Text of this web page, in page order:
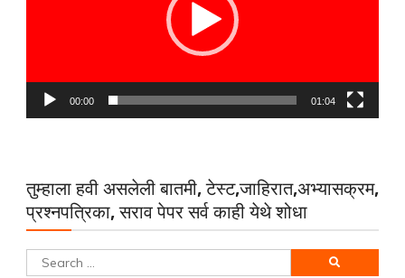
00:00 01:04
तुम्हाला हवी असलेली बातमी, टेस्ट,जाहिरात,अभ्यासक्रम,
प्रश्नपत्रिका, सराव पेपर सर्व काही येथे शोधा
Search